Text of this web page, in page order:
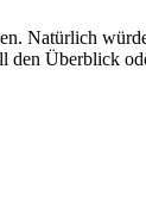
Natürlich
Überblick